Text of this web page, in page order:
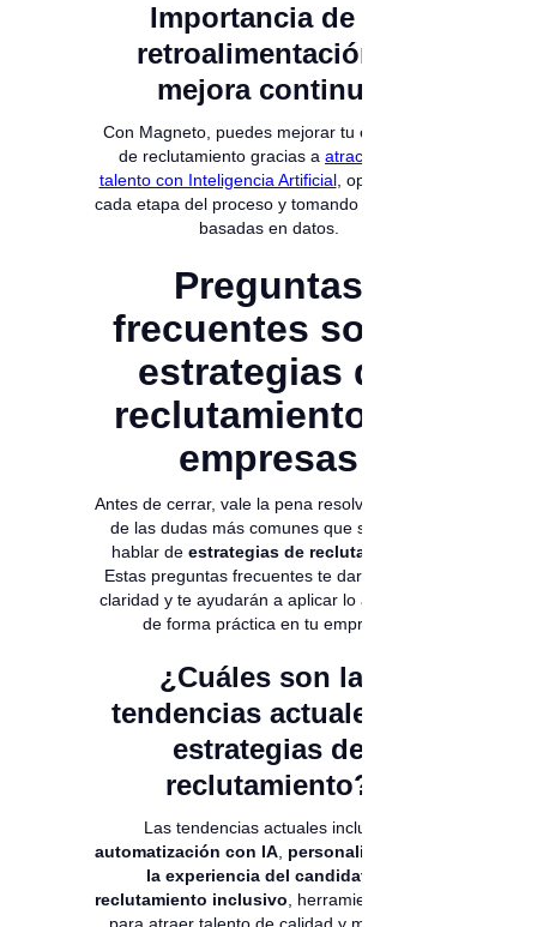
Importancia de la
retroalimentación y
mejora continua
Con Magneto, puedes mejorar tu estrategia
de reclutamiento gracias a atracción de
talento con Inteligencia Artificial, optimizando
cada etapa del proceso y tomando decisiones
basadas en datos.
Preguntas
frecuentes sobre
estrategias de
reclutamiento en
empresas
Antes de cerrar, vale la pena resolver algunas
de las dudas más comunes que surgen al
hablar de estrategias de reclutamiento
Estas preguntas frecuentes te darán mayor
claridad y te ayudarán a aplicar lo aprendido
de forma práctica en tu empresa.
¿Cuáles son las
tendencias actuales en
estrategias de
reclutamiento?
Las tendencias actuales incluyen
automatización con IA, personalización de
la experiencia del candidato
reclutamiento inclusivo , herramientas clave